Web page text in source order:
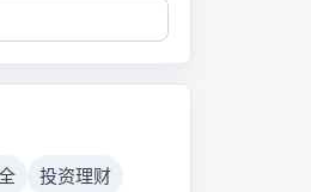
投资理财